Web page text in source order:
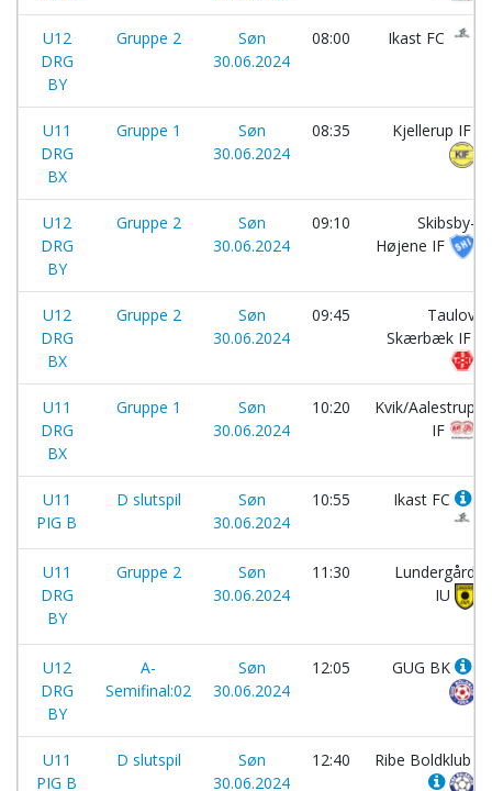
U12
DRG
BY
Gruppe 2
Søn
30.06.2024
08:00 Ikast FC
U11
DRG
BX
Gruppe 1
Søn
30.06.2024
08:35 Kjellerup IF
U12
DRG
BY
Gruppe 2
Søn
30.06.2024
09:10
Skibsby-
Højene IF
U12
DRG
BX
Gruppe 2
Søn
30.06.2024
09:45
Taulov
Skærbæk IF
U11
DRG
BX
Gruppe 1
Søn
30.06.2024
10:20
Kvik/Aalestrup
IF
U11
PIG B
D slutspil
Søn
30.06.2024
10:55 Ikast FC
U11
DRG
BY
Gruppe 2
Søn
30.06.2024
11:30
Lundergård
IU
U12
DRG
BY
A-
Semifinal:02
Søn
30.06.2024
12:05 GUG BK
U11
PIG B
D slutspil
Søn
30.06.2024
12:40 Ribe Boldklub